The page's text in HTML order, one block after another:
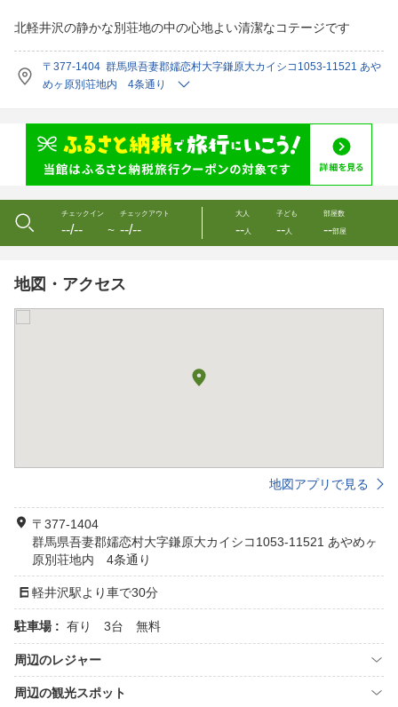
北軽井沢の静かな別荘地の中の心地よい清潔なコテージです
〒377-1404 群馬県吾妻郡嬬恋村大字鎌原大カイシコ1053-11521 あや
めヶ原別荘地内 4条通り
チェックイン
--/-- 〜
チェックアウト
--/--
大人
--人
子ども
--人
部屋数
--部屋
地図・アクセス
地図アプリで見る
〒377-1404
群馬県吾妻郡嬬恋村大字鎌原大カイシコ1053-11521 あやめヶ
原別荘地内 4条通り
軽井沢駅より車で30分
駐車場 : 有り 3台 無料
周辺のレジャー
周辺の観光スポット